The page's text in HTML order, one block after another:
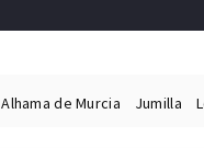
Alhama de Murcia Jumilla